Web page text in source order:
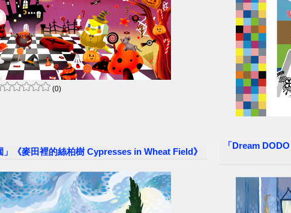
(0)
」《麥田裡的絲柏樹 Cypresses in Wheat Field》
「Dream